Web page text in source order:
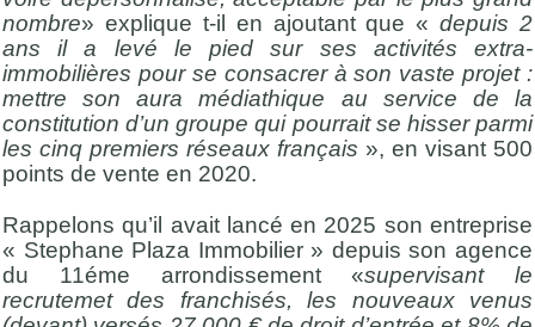
nombre» explique t-il en ajoutant que «depuis 2
ans il a levé le pied sur ses activités extra-
immobilières pour se consacrer à son vaste projet :
mettre son aura médiathique au service de la
constitution d’un groupe qui pourrait se hisser parmi
les cinq premiers réseaux français », en visant 500
points de vente en 2020.
Rappelons qu’il avait lancé en 2025 son entreprise
« Stephane Plaza Immobilier » depuis son agence
du 11éme arrondissement «supervisant le
recrutemet des franchisés, les nouveaux venus